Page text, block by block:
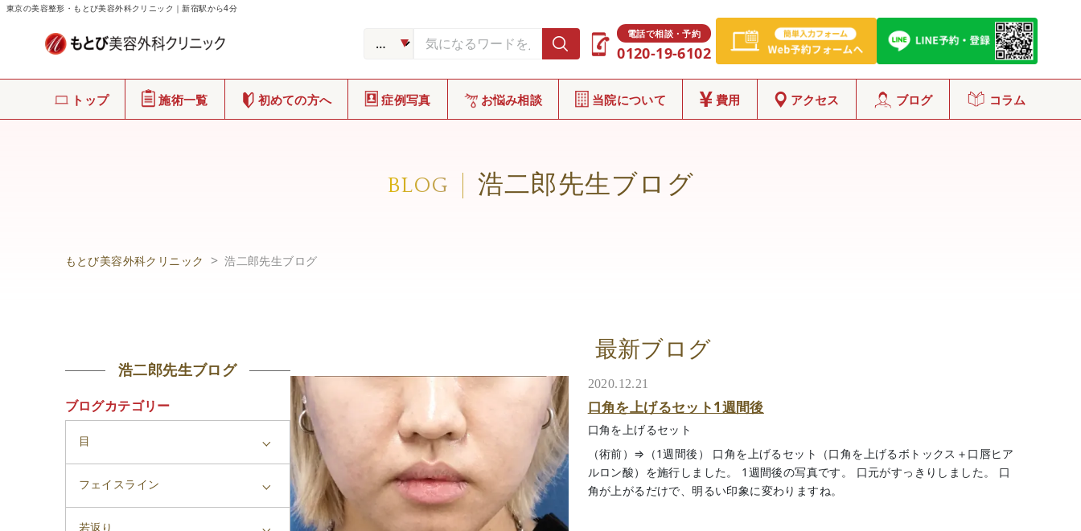
東京の美容整形・もとび美容外科クリニック｜新宿駅から4分
電話で相談・予約
0120-19-6102
トップ 施術一覧 初めての方へ 症例写真 お悩み相談 当院について 費用 アクセス ブログ コラム
BLOG 浩二郎先生ブログ
もとび美容外科クリニック 浩二郎先生ブログ
浩二郎先生ブログ
ブログカテゴリー
目
フェイスライン
最新ブログ
2020.12.21
口角を上げるセット1週間後
口角を上げるセット
（術前）⇒（1週間後） 口角を上げるセット（口角を上げるボトックス＋口唇ヒア
ルロン酸）を施行しました。 1週間後の写真です。 口元がすっきりしました。 口
角が上がるだけで、明るい印象に変わりますね。